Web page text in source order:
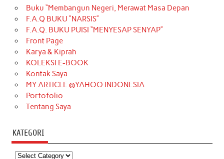
Buku “Membangun Negeri, Merawat Masa Depan
F.A.Q BUKU “NARSIS”
F.A.Q. BUKU PUISI “MENYESAP SENYAP”
Front Page
Karya & Kiprah
KOLEKSI E-BOOK
Kontak Saya
MY ARTICLE @YAHOO INDONESIA
Portofolio
Tentang Saya
KATEGORI
Kategori